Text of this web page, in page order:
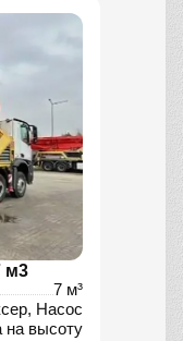
59 м
работ